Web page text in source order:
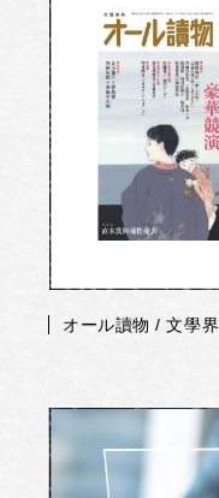
オール讀物 / 文學界